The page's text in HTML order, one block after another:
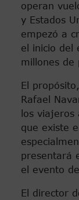
operan
y Estados
empezó a
el inicio del
millones de
El
Rafael
los
que existe
presentará
el evento
El director